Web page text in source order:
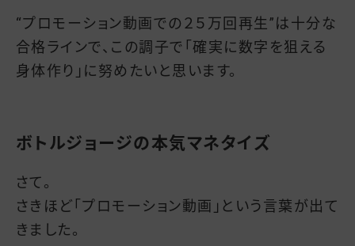
“プロモーション動画での２５万回再生”は十分な
合格ラインで、この調子で「確実に数字を狙える
身体作り」に努めたいと思います。
ボトルジョージの本気マネタイズ
さて。
さきほど「プロモーション動画」という言葉が出て
きました。